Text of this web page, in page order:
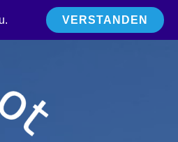
VERSTANDEN